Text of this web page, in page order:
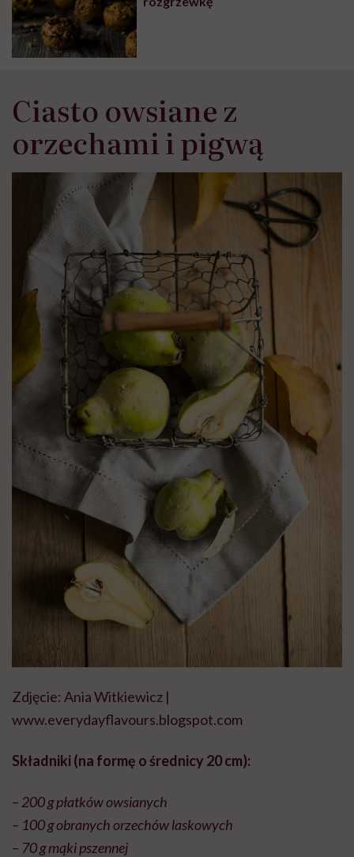
Ciasto owsiane z
orzechami i pigwą
Zdjęcie: Ania Witkiewicz |
www.everydayflavours.blogspot.com
Składniki (na formę o średnicy 20 cm):
– 200 g płatków owsianych
– 100 g obranych orzechów laskowych
– 70 g mąki pszennej